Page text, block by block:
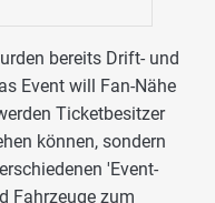
bereits Drift- und
Event will Fan-Nähe
Ticketbesitzer
können, sondern
'Event-
Fahrzeuge zum